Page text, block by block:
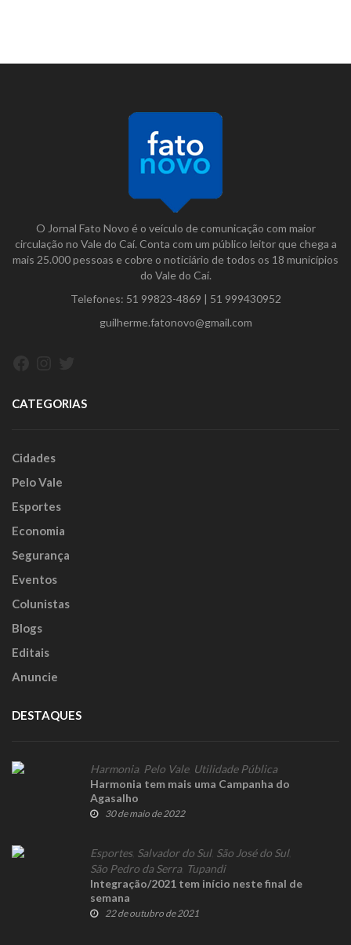
O Jornal Fato Novo é o veículo de comunicação com maior
circulação no Vale do Caí. Conta com um público leitor que chega a
mais 25.000 pessoas e cobre o noticiário de todos os 18 municípios
do Vale do Caí.
Telefones: 51 99823-4869 | 51 999430952
guilherme.fatonovo@gmail.com
CATEGORIAS
Cidades
Pelo Vale
Esportes
Economia
Segurança
Eventos
Colunistas
Blogs
Editais
Anuncie
DESTAQUES
Harmonia, Pelo Vale, Utilidade Pública
Harmonia tem mais uma Campanha do
Agasalho
30 de maio de 2022
Esportes, Salvador do Sul, São José do Sul,
São Pedro da Serra, Tupandi
Integração/2021 tem início neste final de
semana
22 de outubro de 2021